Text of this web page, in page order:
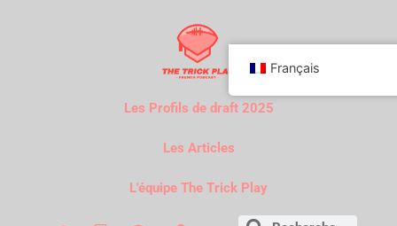
Les Profils de draft 2025
Les Articles
L'équipe The Trick Play
Français